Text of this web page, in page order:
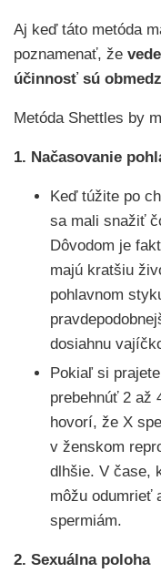
Aj keď táto metóda
poznamenať, že
účinnosť sú
Metóda Shettles by
1. Načasovanie
Keď túžite po
sa mali snažiť
Dôvodom je
majú kratšiu
pohlavnom
dosiahnu
Pokiaľ si
prebehnúť 2 až
hovorí, že X
v ženskom
dlhšie. V čase,
môžu odumrieť
spermiám.
2. Sexuálna poloha